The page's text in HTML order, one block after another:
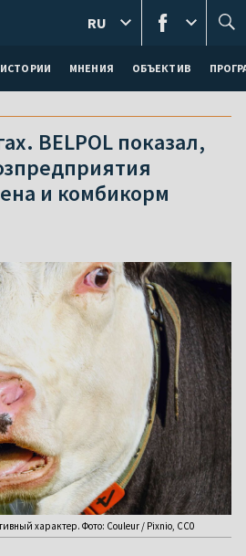
ИСТОРИИ МНЕНИЯ ОБЪЕКТИВ
RU
BELPOL показал,
и комбикорм
характер. Фото: Couleur / Pixnio, CC0